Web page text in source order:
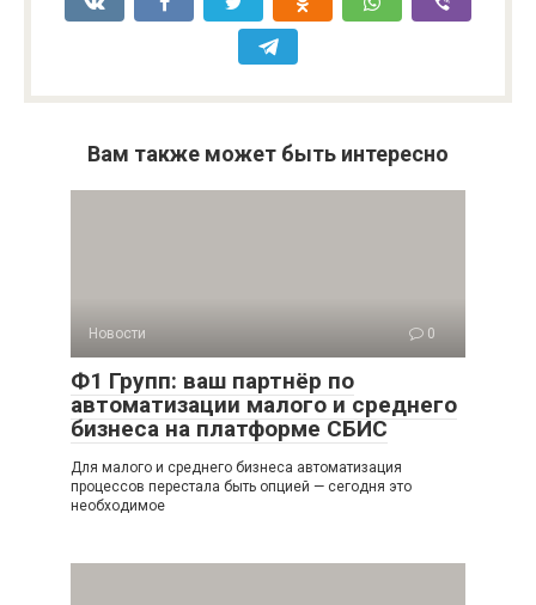
Вам также может быть интересно
Новости 0
Ф1 Групп: ваш партнёр по
автоматизации малого и среднего
бизнеса на платформе СБИС
Для малого и среднего бизнеса автоматизация
процессов перестала быть опцией — сегодня это
необходимое